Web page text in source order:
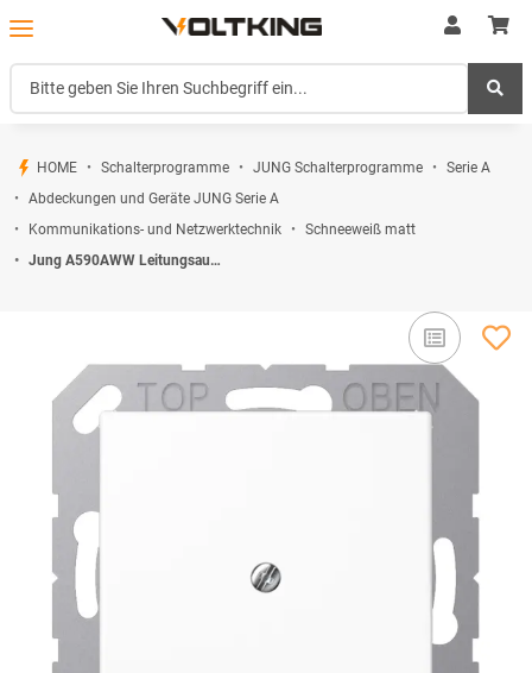
HOME Schalterprogramme JUNG Schalterprogramme
Serie A
Abdeckungen und Geräte JUNG Serie A
Kommunikations- und Netzwerktechnik
Schneeweiß matt
Jung A590AWW Leitungsauslass m. Zugentlastung (Duroplast) Alpinweiß Serie A